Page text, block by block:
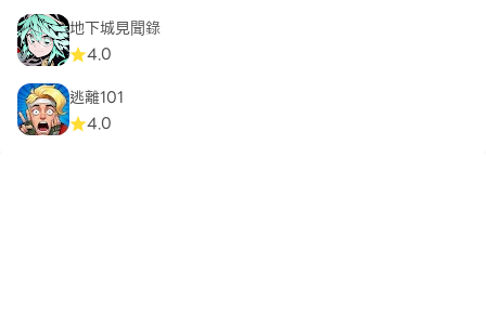
地下城見聞錄
4.0
逃離101
4.0